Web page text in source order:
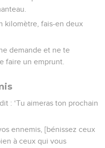
kilomètre, fais-en deux
demande et ne te
faire un emprunt.
: ‘Tu aimeras ton prochain
ennemis, [bénissez ceux
à ceux qui vous